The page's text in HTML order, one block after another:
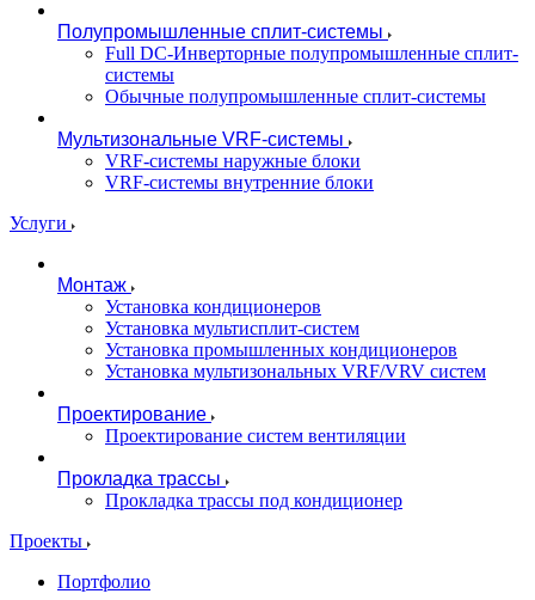
Полупромышленные сплит-системы
Full DC-Инверторные полупромышленные сплит-
системы
Обычные полупромышленные сплит-системы
Мультизональные VRF-системы
VRF-системы наружные блоки
VRF-системы внутренние блоки
Услуги
Монтаж
Установка кондиционеров
Установка мультисплит-систем
Установка промышленных кондиционеров
Установка мультизональных VRF/VRV систем
Проектирование
Проектирование систем вентиляции
Прокладка трассы
Прокладка трассы под кондиционер
Проекты
Портфолио